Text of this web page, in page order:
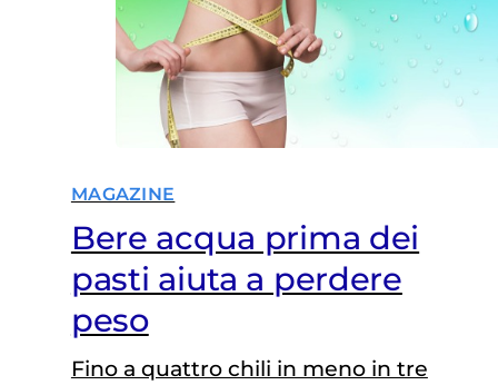
MAGAZINE
Bere acqua prima dei
pasti aiuta a perdere
peso
Fino a quattro chili in meno in tre